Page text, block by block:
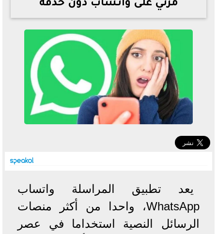
خطوات الاستعلام فور اعتمادها
تصرف مثير من ميسي ونجوم الأرجنتين قبل مواجهة مصر
تحسن حالة فضل شاكر الصحية وخروجه من المستشفى |
تفاصيل
أسعار الحديد والأسمنت اليوم الإثنين 6 - 7 - 2026
مرئي على واتساب دون حذفه
يعد تطبيق المراسلة واتساب
WhatsApp، واحدا من أكثر منصات
الرسائل النصية استخداما في عصر